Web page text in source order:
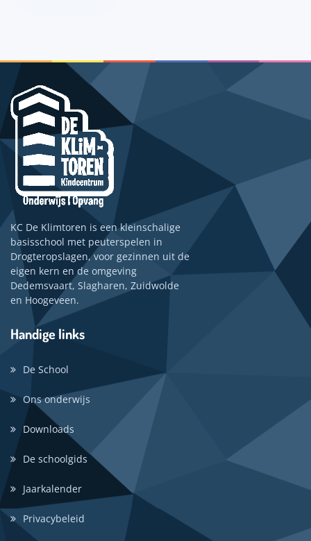
KC De Klimtoren is een kleinschalige
basisschool met peuterspelen in
Drogteropslagen, voor gezinnen uit de
eigen kern en de omgeving
Dedemsvaart, Slagharen, Zuidwolde
en Hoogeveen.
Handige links
De School
Ons onderwijs
Downloads
De schoolgids
Jaarkalender
Privacybeleid